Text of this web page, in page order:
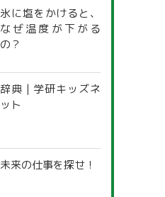
氷に塩をかけると、
なぜ温度が下がる
の？
辞典 | 学研キッズネ
ット
未来の仕事を探せ！